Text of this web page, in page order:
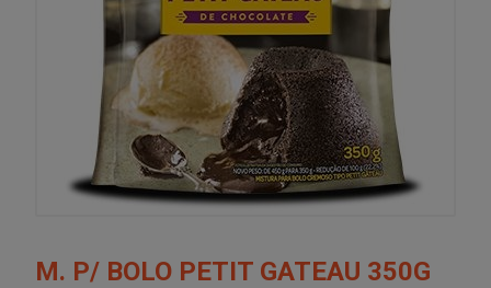
M. P/ BOLO PETIT GATEAU 350G